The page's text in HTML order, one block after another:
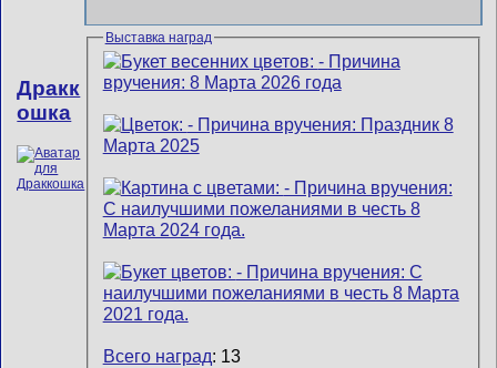
Дракк
ошка
Выставка наград
Всего наград: 13